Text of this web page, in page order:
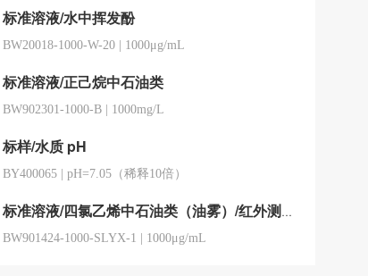
标准溶液/水中挥发酚
BW20018-1000-W-20 1000μg/mL
标准溶液/正己烷中石油类
BW902301-1000-B 1000mg/L
标样/水质 pH
BY400065 pH=7.05（稀释10倍）
标准溶液/四氯乙烯中石油类（油雾）/红外测油仪用
BW901424-1000-SLYX-1 1000μg/mL